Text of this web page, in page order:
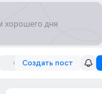
Создать пост